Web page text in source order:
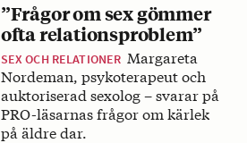
”Frågor om sex gömmer
ofta relationsproblem”
SEX OCH RELATIONER Margareta
Nordeman, psykoterapeut och
auktoriserad sexolog – svarar på
PRO-läsarnas frågor om kärlek
på äldre dar.